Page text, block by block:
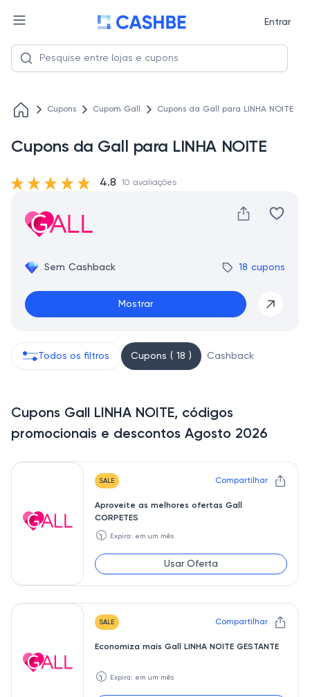
Entrar
Cupons Cupom Gall Cupons da Gall para LINHA NOITE
Cupons da Gall para LINHA NOITE
Sem Cashback 18 cupons
Mostrar
4.8 10 avaliações
Todos os filtros Cupons ( 18 ) Cashback
Cupons Gall LINHA NOITE, códigos
promocionais e descontos Agosto 2026
SALE Compartilhar
Aproveite as melhores ofertas Gall
CORPETES
🕥 Expira: em um mês
Usar Oferta
SALE Compartilhar
Economiza mais Gall LINHA NOITE GESTANTE
🕥 Expira: em um mês